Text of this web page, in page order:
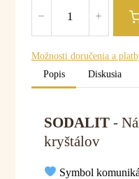
Možnosti doručenia a
Popis
Diskusia
SODALIT-
kryštálov
Symbol